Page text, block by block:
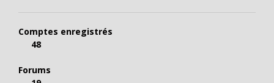
Comptes enregistrés
48
Forums